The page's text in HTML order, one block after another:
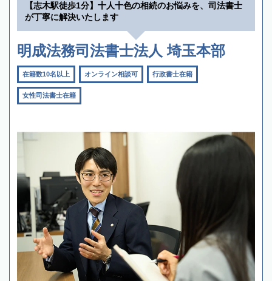
【志木駅徒歩1分】十人十色の相続のお悩みを、司法書士
が丁寧に解決いたします
明成法務司法書士法人 埼玉本部
在籍数10名以上 オンライン相談可 行政書士在籍
女性司法書士在籍